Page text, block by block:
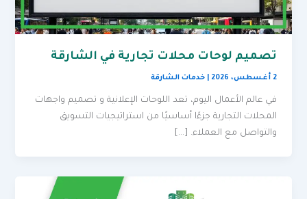
تصميم لوحات محلات تجارية في الشارقة
2 أغسطس، 2026 |خدمات الشارقة
في عالم الأعمال اليوم، تعد اللوحات الإعلانية و تصميم واجهات
المحلات التجارية جزءًا أساسيًا من استراتيجيات التسويق
والتواصل مع العملاء. […]